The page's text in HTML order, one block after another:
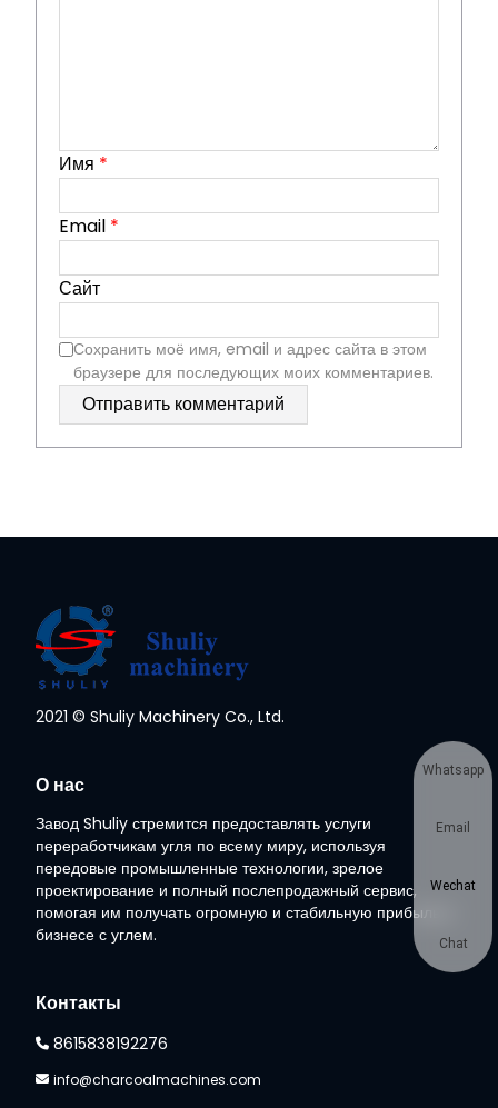
Имя *
Email *
Сайт
Сохранить моё имя, email и адрес сайта в этом
браузере для последующих моих комментариев.
2021 © Shuliy Machinery Co., Ltd.
О нас
Завод Shuliy стремится предоставлять услуги
переработчикам угля по всему миру, используя
передовые промышленные технологии, зрелое
проектирование и полный послепродажный сервис,
помогая им получать огромную и стабильную прибыль в
бизнесе с углем.
Контакты
8615838192276
info@charcoalmachines.com
Whatsapp
Email
Wechat
Chat